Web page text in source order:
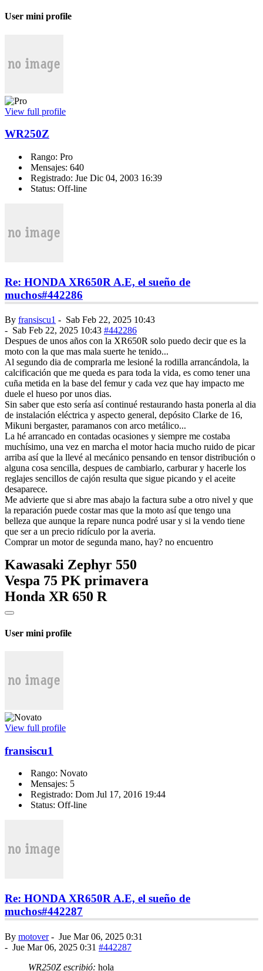
User mini profile
View full profile
WR250Z
Rango: Pro
Mensajes: 640
Registrado: Jue Dic 04, 2003 16:39
Status: Off-line
Re: HONDA XR650R A.E, el sueño de
muchos#442286
By fransiscu1 - Sab Feb 22, 2025 10:43
- Sab Feb 22, 2025 10:43 #442286
Despues de unos años con la XR650R solo puedo decir que es la
moto con la que mas mala suerte he tenido...
Al segundo dia de comprarla me lesioné la rodilla arrancándola, la
calcificación que me queda es para toda la vida, es como tener una
cuña metida en la base del femur y cada vez que hay impacto me
duele el hueso por unos dias.
Sin saber que esto sería así continué restaurando hasta ponerla al dia
de instalación eléctrica y aspecto general, depósito Clarke de 16,
Mikuni bergaster, paramanos con arco metálico...
La hé arrancado en contadas ocasiones y siempre me costaba
muchísimo, una vez en marcha el motor hacia mucho ruido de picar
arriba así que la llevé al mecánico pensando en tensor distribución o
alguna cosa sencilla, despues de cambiarlo, carburar y hacerle los
reglajes sencillos de cajón resulta que sigue picando y el aceite
desaparece.
Me advierte que si abre mas abajo la factura sube a otro nivel y que
la reparación puede costar mas que la moto así que tengo una
belleza que aunque la repare nunca podré usar y si la vendo tiene
que ser a un precio ridículo por la averia.
Comprar un motor de segunda mano, hay? no encuentro
Kawasaki Zephyr 550
Vespa 75 PK primavera
Honda XR 650 R
User mini profile
View full profile
fransiscu1
Rango: Novato
Mensajes: 5
Registrado: Dom Jul 17, 2016 19:44
Status: Off-line
Re: HONDA XR650R A.E, el sueño de
muchos#442287
By motover- Jue Mar 06, 2025 0:31
- Jue Mar 06, 2025 0:31 #442287
WR250Z escribió: hola